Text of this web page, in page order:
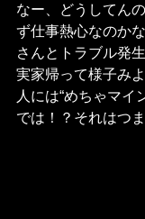
なー、どうしてん
ず仕事熱心なのか
さんとトラブル発
実家帰って様子み
人には“めちゃマイ
では！？それはつ